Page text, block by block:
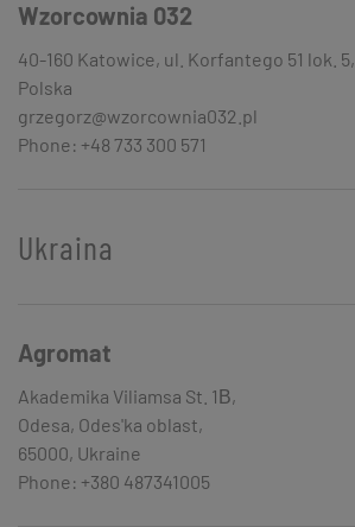
Wzorcownia 032
40-160 Katowice, ul. Korfantego 51 lok. 5,
Polska
grzegorz@wzorcownia032.pl
Phone: +48 733 300 571
Ukraina
Agromat
Akademika Viliamsa St. 1В,
Odesa, Odes'ka oblast,
65000, Ukraine
Phone: +380 487341005